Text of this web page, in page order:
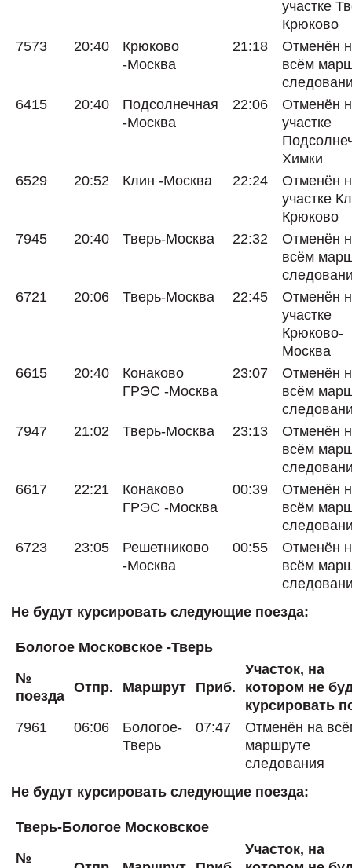
участке
Крюково
7573
20:40
Крюково
-Москва
21:18
Отменён
всём
6415
20:40
Подсолнечная
-Москва
22:06
Отменён
участке
Химки
6529
20:52 Клин -Москва 22:24
Отменён
участке
Крюково
7945
20:40 Тверь-Москва 22:32
Отменён
всём
6721
20:06 Тверь-Москва 22:45
Отменён
участке
Крюково-
Москва
6615
20:40
Конаково
ГРЭС -Москва
23:07
Отменён
всём
7947
21:02 Тверь-Москва 23:13
Отменён
всём
6617
22:21
Конаково
ГРЭС -Москва
00:39
Отменён
всём
6723
23:05
Решетниково
-Москва
00:55
Отменён
всём
Не будут курсировать следующие поезда:
Бологое Московское -Тверь
№
поезда
Отпр. Маршрут Приб.
Участок, на
котором не
курсировать
7961
06:06
Бологое-
Тверь
07:47
Отменён на
маршруте
следования
Не будут курсировать следующие поезда:
Тверь-Бологое Московское
№
Участок, на